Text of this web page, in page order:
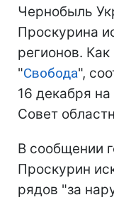
Чернобыль
Проскурина
регионов.
"Свобода",
16 декабря
Совет
В сообщении
Проскурин
рядов "за